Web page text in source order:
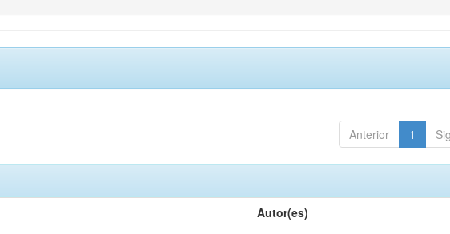
Anterior 1
Autor(es)